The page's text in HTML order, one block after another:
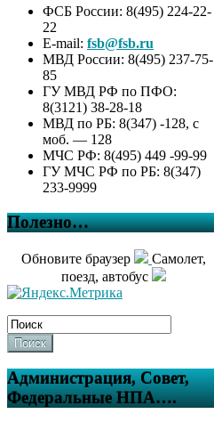
ФСБ России: 8(495) 224-22-
22
E-mail: fsb@fsb.ru
МВД России: 8(495) 237-75-
85
ГУ МВД РФ по ПФО:
8(3121) 38-28-18
МВД по РБ: 8(347) -128, с
моб. — 128
МЧС РФ: 8(495) 449 -99-99
ГУ МЧС РФ по РБ: 8(347)
233-9999
Полезно…
Обновите браузер
Самолет,
поезд, автобус
Поиск
Администрация, Совет,
Федеральные НПА….